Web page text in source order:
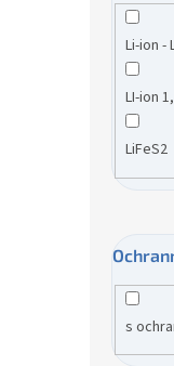
Li-ion -
LI-ion
LiFeS2
s